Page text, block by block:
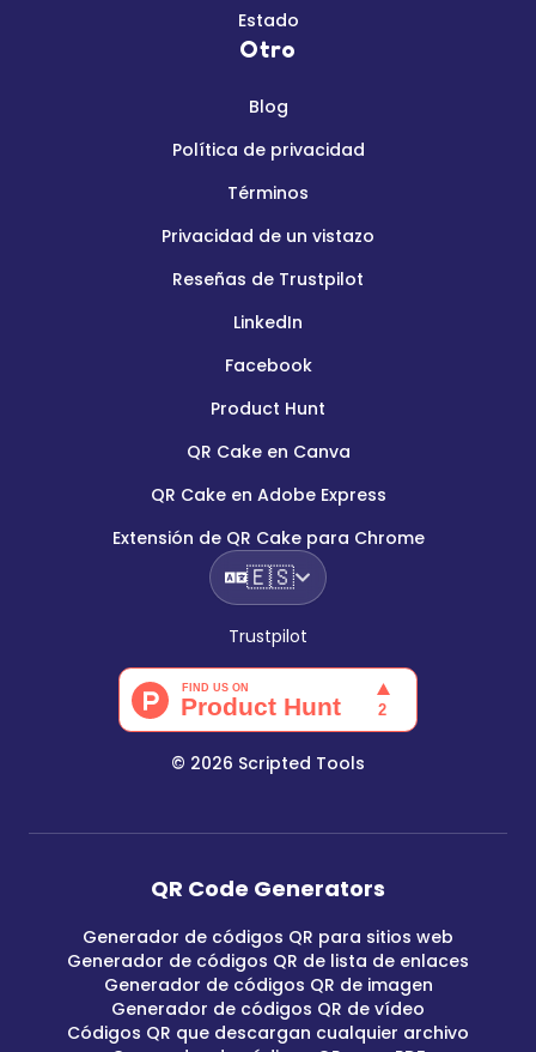
Estado
Otro
Blog
Política de privacidad
Términos
Privacidad de un vistazo
Reseñas de Trustpilot
LinkedIn
Facebook
Product Hunt
QR Cake en Canva
QR Cake en Adobe Express
Extensión de QR Cake para Chrome
🇪🇸
Trustpilot
© 2026 Scripted Tools
QR Code Generators
Generador de códigos QR para sitios web
Generador de códigos QR de lista de enlaces
Generador de códigos QR de imagen
Generador de códigos QR de vídeo
Códigos QR que descargan cualquier archivo